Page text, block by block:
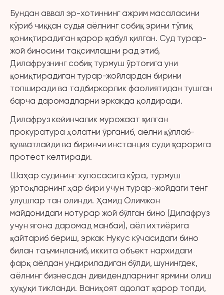
Бундан аввал эр-хотиннинг ажрим масаласини
кўриб чиққан судья аёлнинг собиқ эрини тўлиқ
қониқтирадиган қарор қабул қилган. Суд турар-
жой биносини тақсимлашни рад этиб,
Дилафрузнинг собиқ турмуш ўртоғига уни
қониқтирадиган турар-жойлардан бирини
топширади ва тадбиркорлик фаолиятидан тушган
барча даромадларни эркакда қолдиради.
Дилафруз кейинчалик мурожаат қилган
прокуратура ҳолатни ўрганиб, аёлни қўллаб-
қувватлайди ва биринчи инстанция суди қарорига
протест келтиради.
Шаҳар судининг хулосасига кўра, турмуш
ўртоқларнинг ҳар бири учун турар-жойдаги тенг
улушлар тан олинди. Ҳамид Олимжон
майдонидаги нотурар жой бўлган бино (Дилафруз
учун ягона даромад манбаи), аёл ихтиёрига
қайтариб бериш, эркак Нукус кўчасидаги бино
билан таъминланиб, иккита объект нархидаги
фарқ аёлдан ундириладиган бўлди, шунингдек,
аёлнинг бизнесдан дивидендларнинг ярмини олиш
ҳуқуқи тикланди. Ваниҳоят адолат қарор топди,